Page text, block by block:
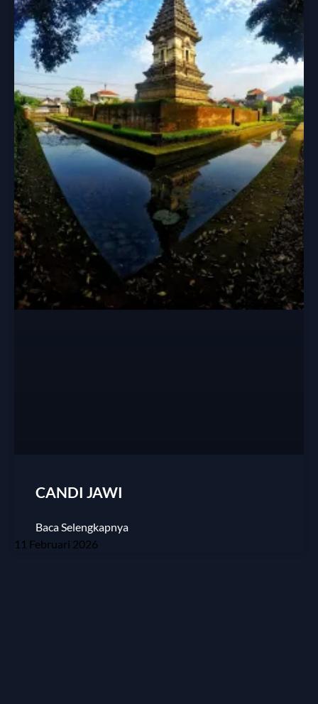
CANDI JAWI
Baca Selengkapnya
11 Februari 2026